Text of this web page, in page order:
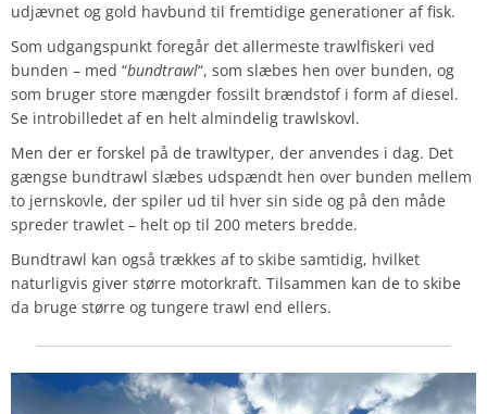
udjævnet og gold havbund til fremtidige generationer af fisk.
Som udgangspunkt foregår det allermeste trawlfiskeri ved
bunden – med “bundtrawl“, som slæbes hen over bunden, og
som bruger store mængder fossilt brændstof i form af diesel.
Se introbilledet af en helt almindelig trawlskovl.
Men der er forskel på de trawltyper, der anvendes i dag. Det
gængse bundtrawl slæbes udspændt hen over bunden mellem
to jernskovle, der spiler ud til hver sin side og på den måde
spreder trawlet – helt op til 200 meters bredde.
Bundtrawl kan også trækkes af to skibe samtidig, hvilket
naturligvis giver større motorkraft. Tilsammen kan de to skibe
da bruge større og tungere trawl end ellers.